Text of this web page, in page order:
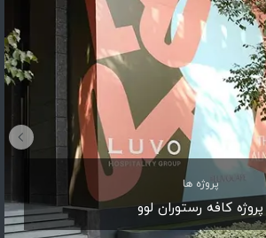
پروژه ها
پروژه کافه رستوران لوو